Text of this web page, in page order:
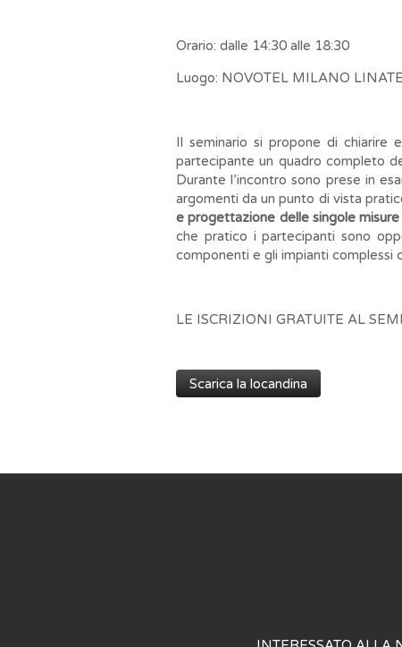
Orario: dalle 14:30 alle 18:30
Luogo: NOVOTEL MILANO
Il seminario si propone di chiarire
partecipante un quadro completo
Durante l’incontro sono prese in
argomenti da un punto di vista
e progettazione delle singole
che pratico i partecipanti sono
componenti e gli impianti complessi
LE ISCRIZIONI GRATUITE AL
Scarica la locandina